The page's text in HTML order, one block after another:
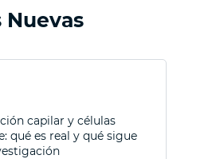
capilar y células
qué es real y qué sigue